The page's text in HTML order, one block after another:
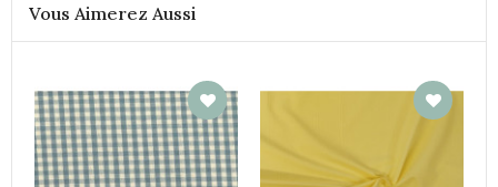
Vous Aimerez Aussi